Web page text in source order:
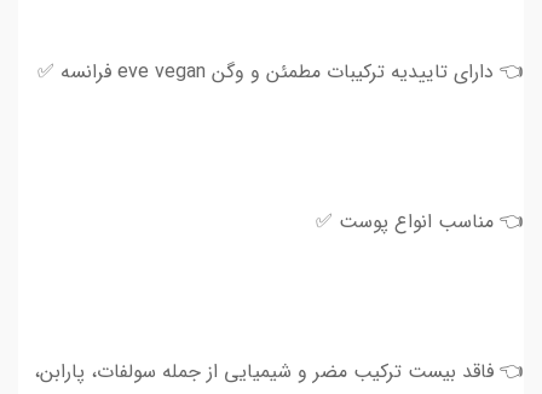
👈 دارای تاییدیه ترکیبات مطمئن و وگن eve vegan فرانسه ✅
👈 مناسب ‌انواع پوست ✅
👈 فاقد بیست ترکیب مضر و شیمیایی از جمله سولفات، پارابن،